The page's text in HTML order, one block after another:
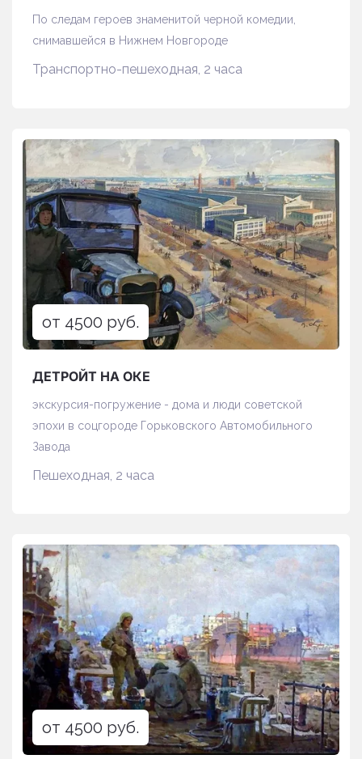
По следам героев знаменитой черной комедии,
снимавшейся в Нижнем Новгороде
Транспортно-пешеходная, 2 часа
ДЕТРОЙТ НА ОКЕ
от 4500 руб.
экскурсия-погружение - дома и люди советской
эпохи в соцгороде Горьковского Автомобильного
Завода
Пешеходная, 2 часа
от 4500 руб.